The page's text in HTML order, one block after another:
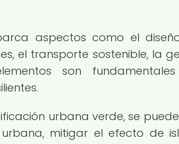
aspectos como el
el transporte sostenible, la
son
urbana verde, se
mitigar el efecto de